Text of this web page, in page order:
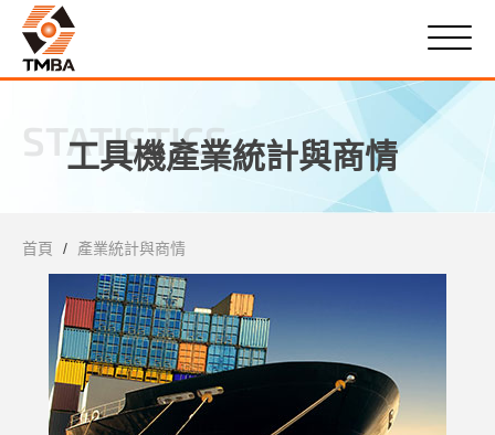
STATISTICS
工具機產業統計與商情
首頁 產業統計與商情